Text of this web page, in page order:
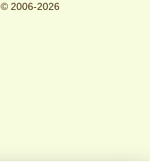
© 2006-2026